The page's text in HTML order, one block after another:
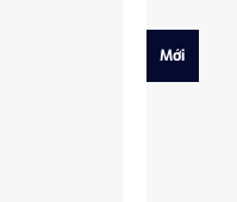
Mới